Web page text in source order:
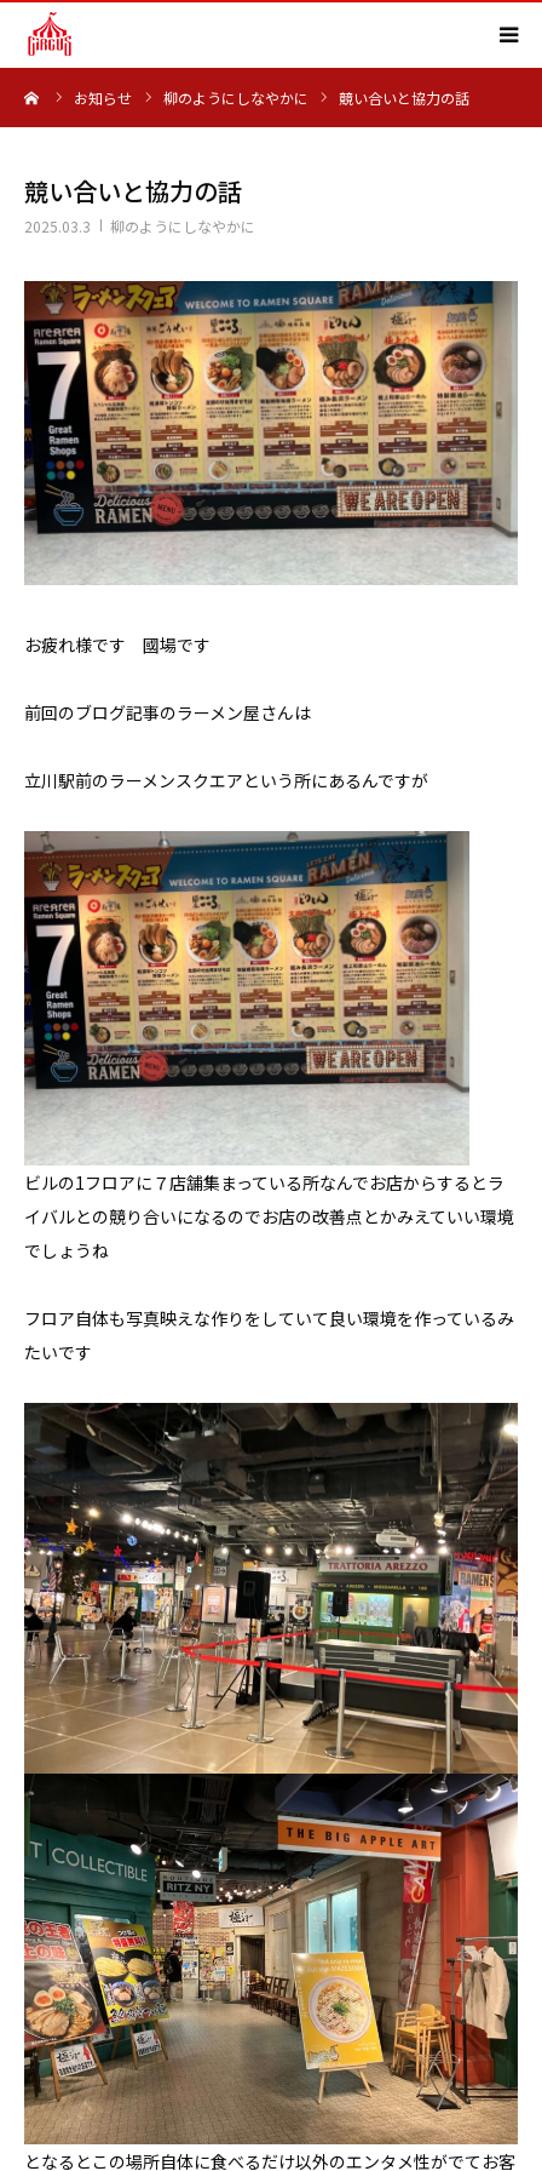
お知らせ 柳のようにしなやかに 競い合いと協力の話
競い合いと協力の話
2025.03.3 柳のようにしなやかに
お疲れ様です 國場です
前回のブログ記事のラーメン屋さんは
立川駅前のラーメンスクエアという所にあるんですが
ビルの1フロアに７店舗集まっている所なんでお店からするとラ
イバルとの競り合いになるのでお店の改善点とかみえていい環境
でしょうね
フロア自体も写真映えな作りをしていて良い環境を作っているみ
たいです
となるとこの場所自体に食べるだけ以外のエンタメ性がでてお客
HOME
実績紹介
会社概要
求人情報
よくある質問
お知らせ
お問い合わせ